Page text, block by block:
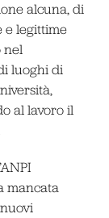
alcuna, di
e legittime
nel
luoghi di
al lavoro il
mancata